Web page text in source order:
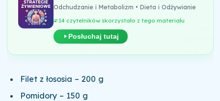
Odchudzanie i Metabolizm • Dieta i Odżywianie
14 czytelników skorzystało z tego materiału
Posłuchaj tutaj
Filet z łososia – 200 g
Pomidory – 150 g